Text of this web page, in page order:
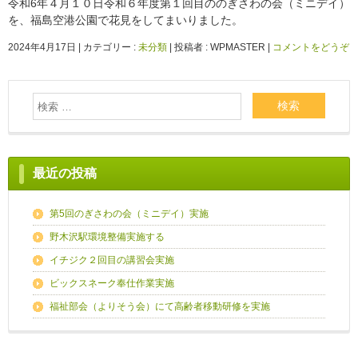
令和6年４月１０日令和６年度第１回目ののぎさわの会（ミニデイ）
を、福島空港公園で花見をしてまいりました。
2024年4月17日 | カテゴリー : 未分類 | 投稿者 : WPMASTER | コメントをどうぞ
最近の投稿
第5回のぎさわの会（ミニデイ）実施
野木沢駅環境整備実施する
イチジク２回目の講習会実施
ビックスネーク奉仕作業実施
福祉部会（よりそう会）にて高齢者移動研修を実施